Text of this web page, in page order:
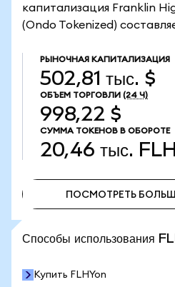
капитализация Franklin
(Ondo Tokenized)
РЫНОЧНАЯ КАПИТАЛИЗАЦИЯ
502,81 тыс. $
ОБЪЕМ ТОРГОВЛИ (24 Ч)
998,22 $
СУММА ТОКЕНОВ В ОБОРОТЕ
20,46 тыс.
ПОСМОТРЕТЬ
Способы использования
Купить FLHYon